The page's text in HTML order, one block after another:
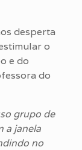
desperta
o
e do
do
grupo de
a janela
no